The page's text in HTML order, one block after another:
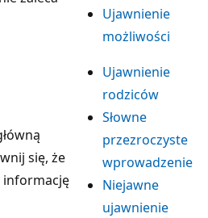
Ujawnienie
możliwości
się, że
informację
Ujawnienie
rodziców
Słowne
przezroczyste
wprowadzenie
Niejawne
ujawnienie